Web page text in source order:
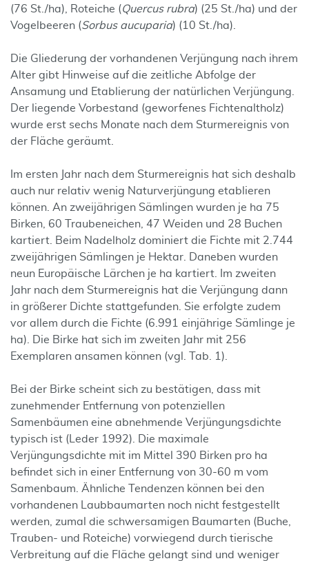
(76 St./ha), Roteiche (Quercus rubra) (25 St./ha) und der
Vogelbeeren (Sorbus aucuparia) (10 St./ha).
Die Gliederung der vorhandenen Verjüngung nach ihrem
Alter gibt Hinweise auf die zeitliche Abfolge der
Ansamung und Etablierung der natürlichen Verjüngung.
Der liegende Vorbestand (geworfenes Fichtenaltholz)
wurde erst sechs Monate nach dem Sturmereignis von
der Fläche geräumt.
Im ersten Jahr nach dem Sturmereignis hat sich deshalb
auch nur relativ wenig Naturverjüngung etablieren
können. An zweijährigen Sämlingen wurden je ha 75
Birken, 60 Traubeneichen, 47 Weiden und 28 Buchen
kartiert. Beim Nadelholz dominiert die Fichte mit 2.744
zweijährigen Sämlingen je Hektar. Daneben wurden
neun Europäische Lärchen je ha kartiert. Im zweiten
Jahr nach dem Sturmereignis hat die Verjüngung dann
in größerer Dichte stattgefunden. Sie erfolgte zudem
vor allem durch die Fichte (6.991 einjährige Sämlinge je
ha). Die Birke hat sich im zweiten Jahr mit 256
Exemplaren ansamen können (vgl. Tab. 1).
Bei der Birke scheint sich zu bestätigen, dass mit
zunehmender Entfernung von potenziellen
Samenbäumen eine abnehmende Verjüngungsdichte
typisch ist (Leder 1992). Die maximale
Verjüngungsdichte mit im Mittel 390 Birken pro ha
befindet sich in einer Entfernung von 30-60 m vom
Samenbaum. Ähnliche Tendenzen können bei den
vorhandenen Laubbaumarten noch nicht festgestellt
werden, zumal die schwersamigen Baumarten (Buche,
Trauben- und Roteiche) vorwiegend durch tierische
Verbreitung auf die Fläche gelangt sind und weniger